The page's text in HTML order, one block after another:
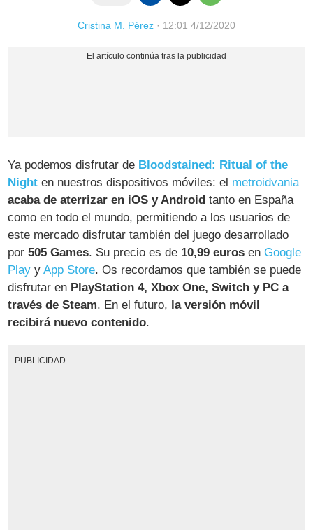
Cristina M. Pérez · 12:01 4/12/2020
Ya podemos disfrutar de Bloodstained: Ritual of the
Night en nuestros dispositivos móviles: el metroidvania
acaba de aterrizar en iOS y Android tanto en España
como en todo el mundo, permitiendo a los usuarios de
este mercado disfrutar también del juego desarrollado
por505 Games. Su precio es de 10,99 euros en Google
Play yApp Store. Os recordamos que también se puede
disfrutar en PlayStation 4, Xbox One, Switch y PC a
través de Steam. En el futuro, la versión móvil
recibirá nuevo contenido.
PUBLICIDAD